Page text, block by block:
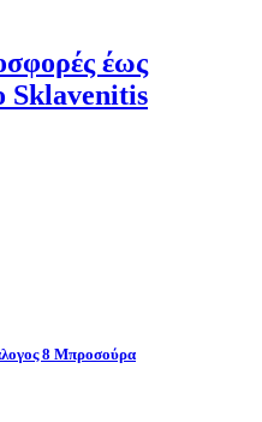
έως
Sklavenitis
8 Μπροσούρα